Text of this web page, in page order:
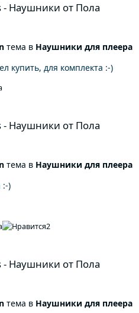
- Наушники от Пола
тема в Наушники для плеера
купить, для комплекта :-)
- Наушники от Пола
тема в Наушники для плеера
:-)
2
- Наушники от Пола
тема в Наушники для плеера